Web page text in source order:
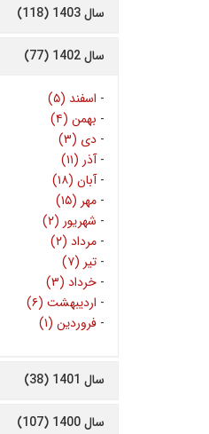
سال 1403 (118)
سال 1402 (77)
- اسفند (۵)
- بهمن (۴)
- دی (۳)
-آذر (۱۱)
-آبان (۱۸)
- مهر (۱۵)
- شهریور (۲)
- مرداد (۲)
- تیر (۷)
- خرداد (۳)
- اردیبهشت (۶)
- فروردین (۱)
سال 1401 (38)
سال 1400 (107)